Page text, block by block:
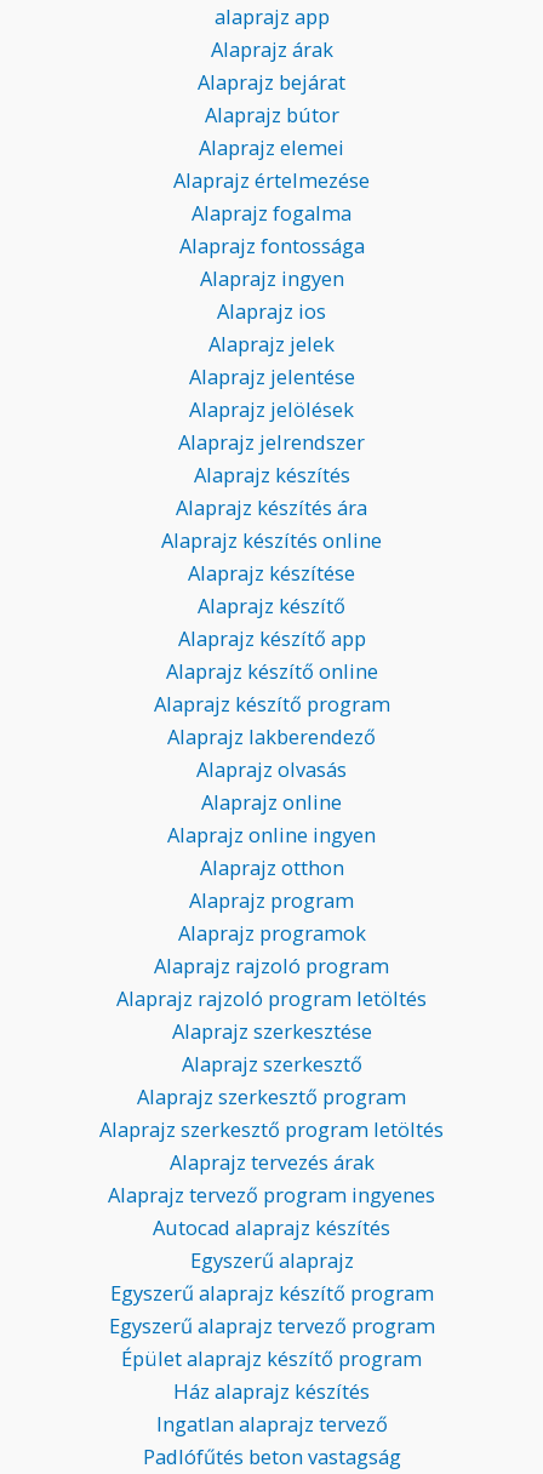
alaprajz app
Alaprajz árak
Alaprajz bejárat
Alaprajz bútor
Alaprajz elemei
Alaprajz értelmezése
Alaprajz fogalma
Alaprajz fontossága
Alaprajz ingyen
Alaprajz ios
Alaprajz jelek
Alaprajz jelentése
Alaprajz jelölések
Alaprajz jelrendszer
Alaprajz készítés
Alaprajz készítés ára
Alaprajz készítés online
Alaprajz készítése
Alaprajz készítő
Alaprajz készítő app
Alaprajz készítő online
Alaprajz készítő program
Alaprajz lakberendező
Alaprajz olvasás
Alaprajz online
Alaprajz online ingyen
Alaprajz otthon
Alaprajz program
Alaprajz programok
Alaprajz rajzoló program
Alaprajz rajzoló program letöltés
Alaprajz szerkesztése
Alaprajz szerkesztő
Alaprajz szerkesztő program
Alaprajz szerkesztő program letöltés
Alaprajz tervezés árak
Alaprajz tervező program ingyenes
Autocad alaprajz készítés
Egyszerű alaprajz
Egyszerű alaprajz készítő program
Egyszerű alaprajz tervező program
Épület alaprajz készítő program
Ház alaprajz készítés
Ingatlan alaprajz tervező
Padlófűtés beton vastagság